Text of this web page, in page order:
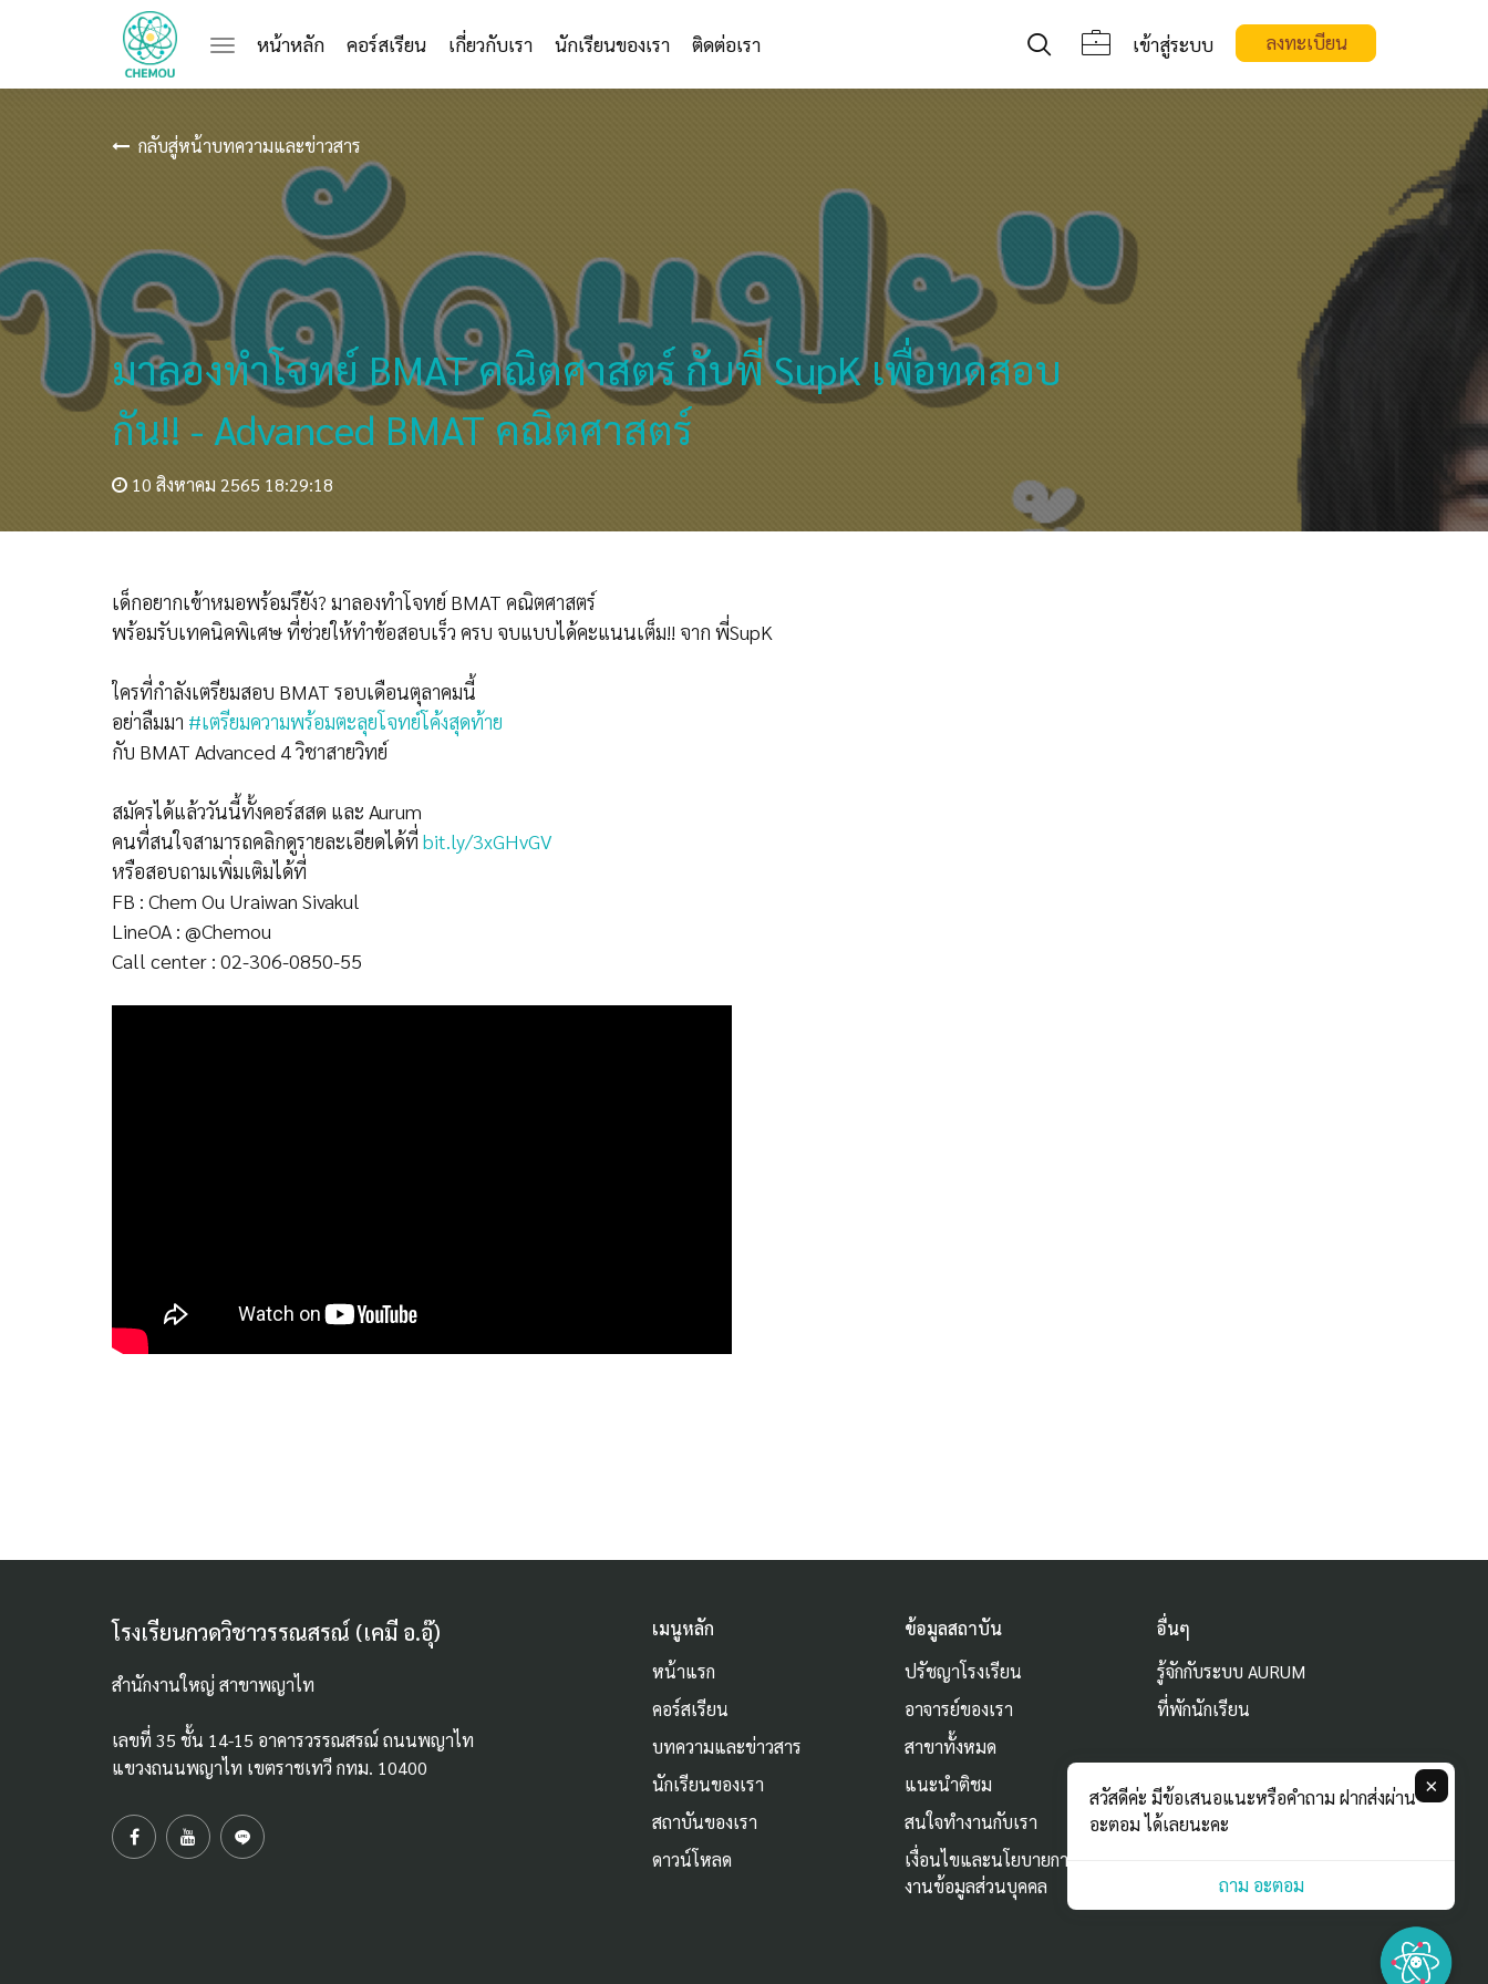
หน้าหลัก(current)
คอร์สเรียน เกี่ยวกับเรา นักเรียนของเรา ติดต่อเรา เข้าสู่ระบบ ลงทะเบียน
กลับสู่หน้าบทความและข่าวสาร
มาลองทำโจทย์ BMAT คณิตศาสตร์ กับพี่ SupK เพื่อทดสอบ
กัน!! - Advanced BMAT คณิตศาสตร์
10 สิงหาคม 2565 18:29:18
เด็กอยากเข้าหมอพร้อมรึยัง? มาลองทำโจทย์ BMAT คณิตศาสตร์
พร้อมรับเทคนิคพิเศษ ที่ช่วยให้ทำข้อสอบเร็ว ครบ จบแบบได้คะแนนเต็ม!! จาก พี่SupK
ใครที่กำลังเตรียมสอบ BMAT รอบเดือนตุลาคมนี้
อย่าลืมมา #เตรียมความพร้อมตะลุยโจทย์โค้งสุดท้าย
กับ BMAT Advanced 4 วิชาสายวิทย์
สมัครได้แล้ววันนี้ทั้งคอร์สสด และ Aurum
คนที่สนใจสามารถคลิกดูรายละเอียดได้ที่ bit.ly/3xGHvGV
หรือสอบถามเพิ่มเติมได้ที่
FB : Chem Ou Uraiwan Sivakul
LineOA : @Chemou
Call center : 02-306-0850-55
โรงเรียนกวดวิชาวรรณสรณ์ (เคมี อ.อุ๊)
สำนักงานใหญ่ สาขาพญาไท
เลขที่ 35 ชั้น 14-15 อาคารวรรณสรณ์ ถนนพญาไท
แขวงถนนพญาไท เขตราชเทวี กทม. 10400
เมนูหลัก
หน้าแรก
คอร์สเรียน
บทความและข่าวสาร
นักเรียนของเรา
สถาบันของเรา
ดาวน์โหลด
ข้อมูลสถาบัน
ปรัชญาโรงเรียน
อาจารย์ของเรา
สาขาทั้งหมด
แนะนำติชม
สนใจทำงานกับเรา
เงื่อนไขและนโยบายการใช้
งานข้อมูลส่วนบุคคล
อื่นๆ
รู้จักกับระบบ AURUM
ที่พักนักเรียน
×
สวัสดีค่ะ มีข้อเสนอแนะหรือคำถาม ฝากส่งผ่าน
อะตอม ได้เลยนะคะ
ถาม อะตอม